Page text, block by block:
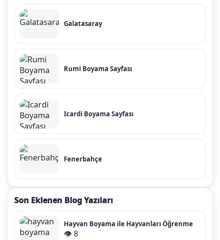
Galatasaray
Rumi Boyama Sayfası
Icardi Boyama Sayfası
Fenerbahçe
Son Eklenen Blog Yazıları
Hayvan Boyama ile Hayvanları Öğrenme
👁️ 8